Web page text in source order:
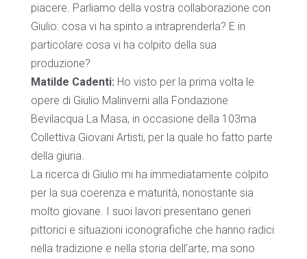
piacere. Parliamo della vostra collaborazione con
Giulio: cosa vi ha spinto a intraprenderla? E in
particolare cosa vi ha colpito della sua
produzione?
Matilde Cadenti: Ho visto per la prima volta le
opere di Giulio Malinverni alla Fondazione
Bevilacqua La Masa, in occasione della 103ma
Collettiva Giovani Artisti, per la quale ho fatto parte
della giuria.
La ricerca di Giulio mi ha immediatamente colpito
per la sua coerenza e maturità, nonostante sia
molto giovane. I suoi lavori presentano generi
pittorici e situazioni iconografiche che hanno radici
nella tradizione e nella storia dell’arte, ma sono